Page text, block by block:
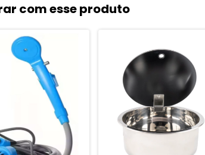
com esse produto